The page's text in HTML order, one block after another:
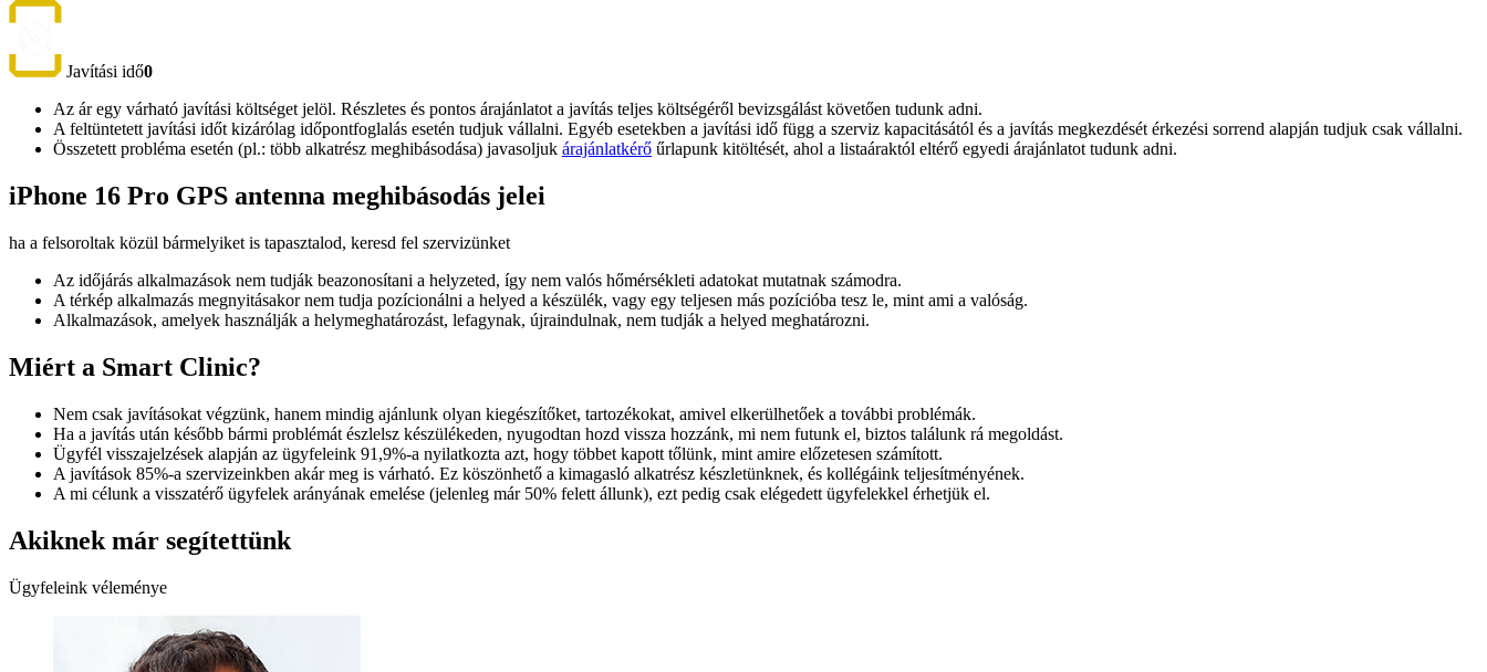
Javítási idő0
Az ár egy várható javítási költséget jelöl. Részletes és pontos árajánlatot a javítás teljes költségéről bevizsgálást követően tudunk adni.
A feltüntetett javítási időt kizárólag időpontfoglalás esetén tudjuk vállalni. Egyéb esetekben a javítási idő függ a szerviz kapacitásától és a javítás megkezdését érkezési sorrend alapján tudjuk csak vállalni.
Összetett probléma esetén (pl.: több alkatrész meghibásodása) javasoljuk árajánlatkérő űrlapunk kitöltését, ahol a listaáraktól eltérő egyedi árajánlatot tudunk adni.
iPhone 16 Pro GPS antenna meghibásodás jelei
ha a felsoroltak közül bármelyiket is tapasztalod, keresd fel szervizünket
Az időjárás alkalmazások nem tudják beazonosítani a helyzeted, így nem valós hőmérsékleti adatokat mutatnak számodra.
A térkép alkalmazás megnyitásakor nem tudja pozícionálni a helyed a készülék, vagy egy teljesen más pozícióba tesz le, mint ami a valóság.
Alkalmazások, amelyek használják a helymeghatározást, lefagynak, újraindulnak, nem tudják a helyed meghatározni.
Miért a Smart Clinic?
Nem csak javításokat végzünk, hanem mindig ajánlunk olyan kiegészítőket, tartozékokat, amivel elkerülhetőek a további problémák.
Ha a javítás után később bármi problémát észlelsz készülékeden, nyugodtan hozd vissza hozzánk, mi nem futunk el, biztos találunk rá megoldást.
Ügyfél visszajelzések alapján az ügyfeleink 91,9%-a nyilatkozta azt, hogy többet kapott tőlünk, mint amire előzetesen számított.
A javítások 85%-a szervizeinkben akár meg is várható. Ez köszönhető a kimagasló alkatrész készletünknek, és kollégáink teljesítményének.
A mi célunk a visszatérő ügyfelek arányának emelése (jelenleg már 50% felett állunk), ezt pedig csak elégedett ügyfelekkel érhetjük el.
Akiknek már segítettünk
Ügyfeleink véleménye